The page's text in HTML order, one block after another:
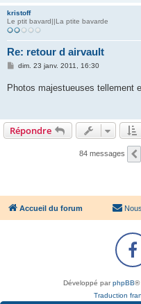
kristoff
Le ptit bavard||La ptite bavarde
Re: retour d airvault
M
s
dim. 23 janv. 2011, 16:30
Photos majestueuses tellement
Répondre
84 messages
Accueil du forum
Développé parphpBB®
Traduction